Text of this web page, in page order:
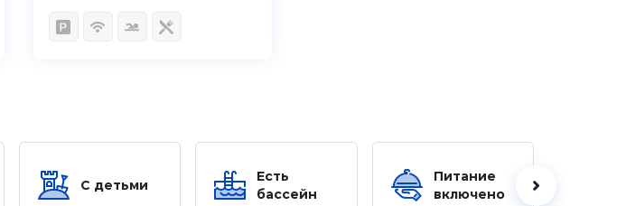
С детьми
Есть
бассейн
Питание
включено